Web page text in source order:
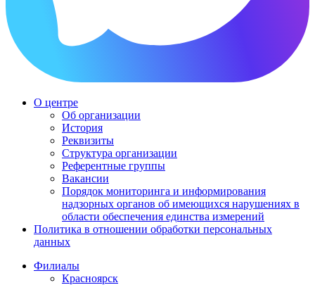
О центре
Об организации
История
Реквизиты
Структура организации
Референтные группы
Вакансии
Порядок мониторинга и информирования
надзорных органов об имеющихся нарушениях в
области обеспечения единства измерений
Политика в отношении обработки персональных
данных
Филиалы
Красноярск